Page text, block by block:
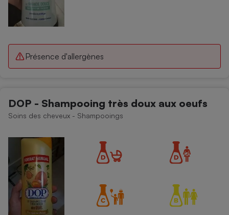
Présence d'allergènes
DOP - Shampooing très doux aux oeufs
Soins des cheveux - Shampooings